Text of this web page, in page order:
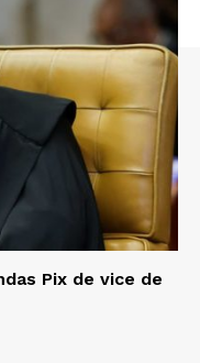
Pix de vice de